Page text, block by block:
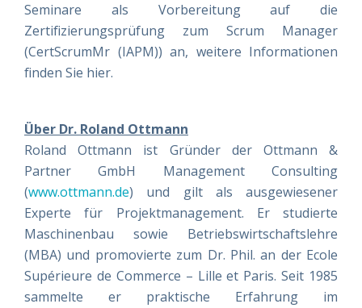
Seminare als Vorbereitung auf die
Zertifizierungsprüfung zum Scrum Manager
(CertScrumMr (IAPM)) an, weitere Informationen
finden Sie hier.
Über Dr. Roland Ottmann
Roland Ottmann ist Gründer der Ottmann &
Partner GmbH Management Consulting
(www.ottmann.de) und gilt als ausgewiesener
Experte für Projektmanagement. Er studierte
Maschinenbau sowie Betriebswirtschaftslehre
(MBA) und promovierte zum Dr. Phil. an der Ecole
Supérieure de Commerce – Lille et Paris. Seit 1985
sammelte er praktische Erfahrung im